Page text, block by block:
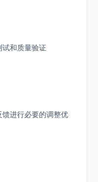
和质量验证
进行必要的调整优